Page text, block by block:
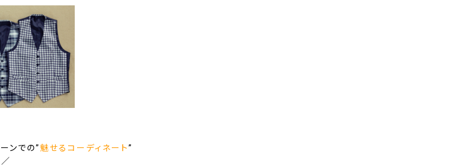
ンでの” 魅せるコーディネート”